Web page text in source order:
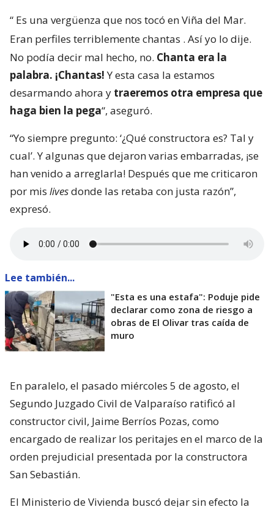
“ Es una vergüenza que nos tocó en Viña del Mar.
Eran perfiles terriblemente chantas . Así yo lo dije.
No podía decir mal hecho, no. Chanta era la
palabra. ¡Chantas!Y esta casa la estamos
desarmando ahora y traeremos otra empresa que
haga bien la pega“, aseguró.
“Yo siempre pregunto: ‘¿Qué constructora es? Tal y
cual’. Y algunas que dejaron varias embarradas, ¡se
han venido a arreglarla! Después que me criticaron
por mis livesdonde las retaba con justa razón”,
expresó.
Lee también...
"Esta es una estafa": Poduje pide
declarar como zona de riesgo a
obras de El Olivar tras caída de
muro
En paralelo, el pasado miércoles 5 de agosto, el
Segundo Juzgado Civil de Valparaíso ratificó al
constructor civil, Jaime Berríos Pozas, como
encargado de realizar los peritajes en el marco de la
orden prejudicial presentada por la constructora
San Sebastián.
El Ministerio de Vivienda buscó dejar sin efecto la